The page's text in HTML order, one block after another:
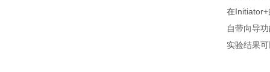
在
自带向导
实验结果